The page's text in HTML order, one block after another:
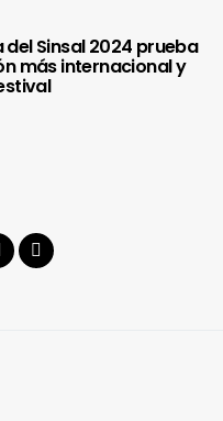
Sinsal 2024 prueba
más internacional y